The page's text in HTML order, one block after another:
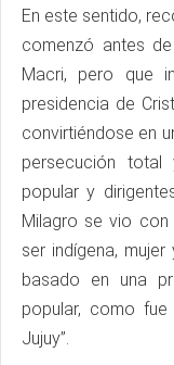
En este sentido,
comenzó antes
Macri, pero que
presidencia de
convirtiéndose en
persecución
popular y
Milagro se vio con
ser indígena,
basado en una
popular, como
Jujuy”.